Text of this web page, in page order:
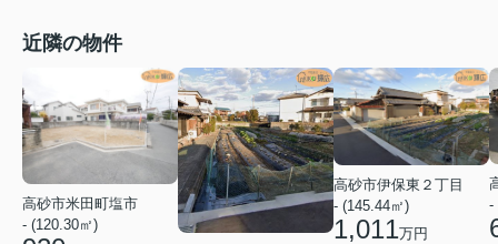
近隣の物件
高砂市米田町塩市
- (120.30㎡)
高砂市伊保東２丁目
- (145.44㎡)
1,011万円
-